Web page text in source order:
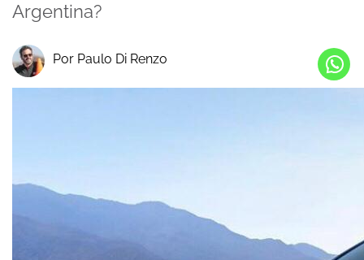
Argentina?
Por Paulo Di Renzo